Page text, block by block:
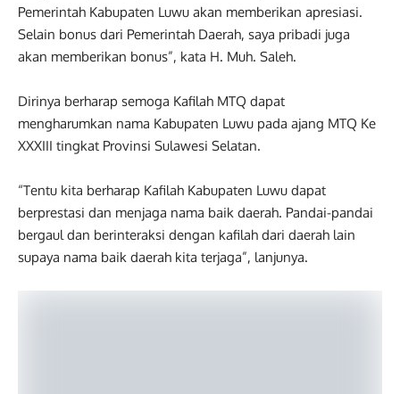
Pemerintah Kabupaten Luwu akan memberikan apresiasi.
Selain bonus dari Pemerintah Daerah, saya pribadi juga
akan memberikan bonus”, kata H. Muh. Saleh.
Dirinya berharap semoga Kafilah MTQ dapat
mengharumkan nama Kabupaten Luwu pada ajang MTQ Ke
XXXIII tingkat Provinsi Sulawesi Selatan.
“Tentu kita berharap Kafilah Kabupaten Luwu dapat
berprestasi dan menjaga nama baik daerah. Pandai-pandai
bergaul dan berinteraksi dengan kafilah dari daerah lain
supaya nama baik daerah kita terjaga”, lanjunya.